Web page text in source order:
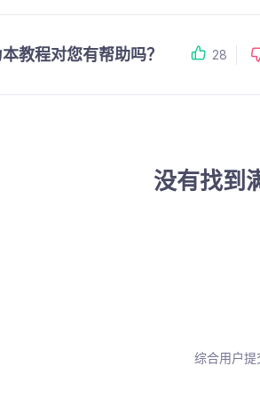
教程对您有帮助吗？ 28
没有找到
综合用户提